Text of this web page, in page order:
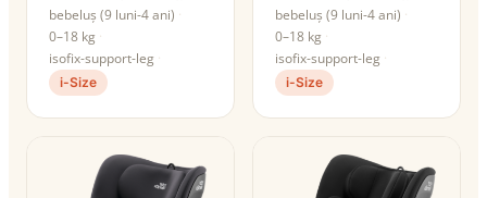
bebeluș (9 luni-4 ani)
0–18 kg
isofix-support-leg
i-Size
bebeluș (9 luni-4 ani)
0–18 kg
isofix-support-leg
i-Size